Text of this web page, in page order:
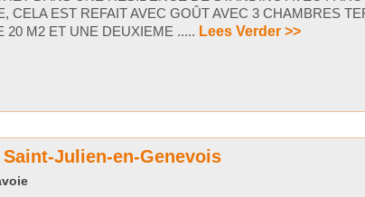
CELA EST REFAIT AVEC GOÛT AVEC 3 CHAMBRES
20 M2 ET UNE DEUXIEME ..... Lees Verder >>
Julien-en-Genevois